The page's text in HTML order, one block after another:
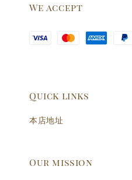
We accept
Quick links
本店地址
Our mission